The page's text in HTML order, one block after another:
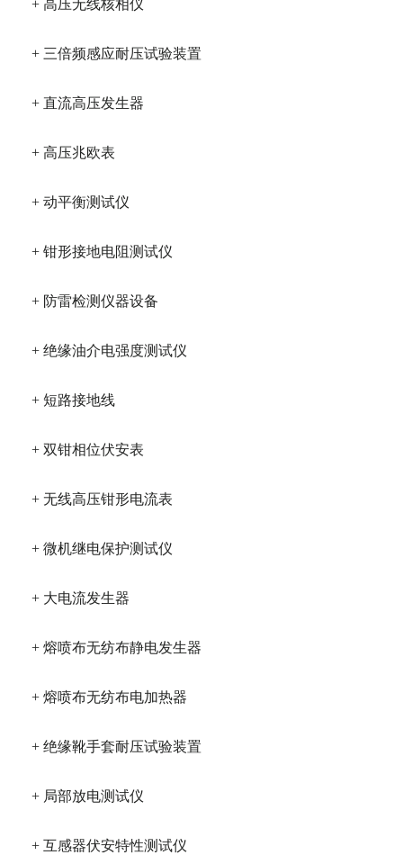
+ 高压无线核相仪
+ 三倍频感应耐压试验装置
+ 直流高压发生器
+ 高压兆欧表
+ 动平衡测试仪
+ 钳形接地电阻测试仪
+ 防雷检测仪器设备
+ 绝缘油介电强度测试仪
+ 短路接地线
+ 双钳相位伏安表
+ 无线高压钳形电流表
+ 微机继电保护测试仪
+ 大电流发生器
+ 熔喷布无纺布静电发生器
+ 熔喷布无纺布电加热器
+ 绝缘靴手套耐压试验装置
+ 局部放电测试仪
+ 互感器伏安特性测试仪